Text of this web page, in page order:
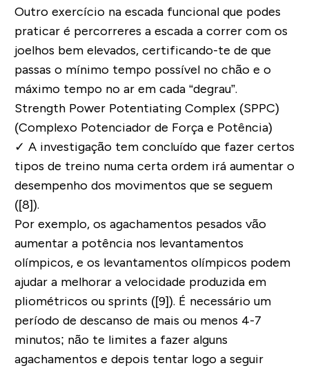
Outro exercício na escada funcional que podes
praticar é percorreres a escada a correr com os
joelhos bem elevados, certificando-te de que
passas o mínimo tempo possível no chão e o
máximo tempo no ar em cada “degrau”.
Strength Power Potentiating Complex (SPPC)
(Complexo Potenciador de Força e Potência)
✓ A investigação tem concluído que fazer certos
tipos de treino numa certa ordem irá aumentar o
desempenho dos movimentos que se seguem
([8]).
Por exemplo, os agachamentos pesados vão
aumentar a potência nos levantamentos
olímpicos, e os levantamentos olímpicos podem
ajudar a melhorar a velocidade produzida em
pliométricos ou sprints ([9]). É necessário um
período de descanso de mais ou menos 4-7
minutos; não te limites a fazer alguns
agachamentos e depois tentar logo a seguir